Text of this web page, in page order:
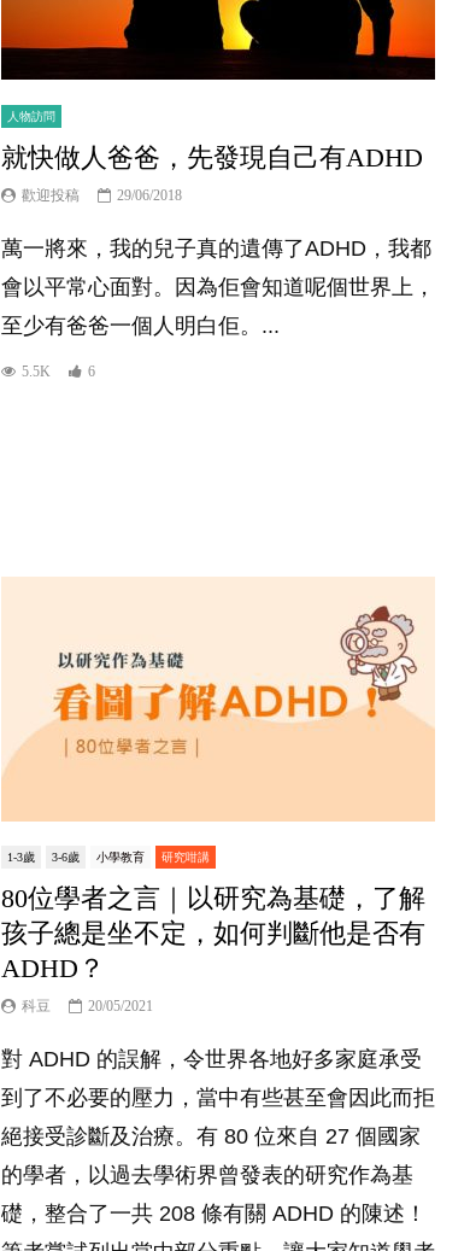
人物訪問
就快做人爸爸，先發現自己有ADHD
歡迎投稿 29/06/2018
萬一將來，我的兒子真的遺傳了ADHD，我都
會以平常心面對。因為佢會知道呢個世界上，
至少有爸爸一個人明白佢。...
5.5K 6
1-3歲 3-6歲 小學教育 研究咁講
80位學者之言｜以研究為基礎，了解
孩子總是坐不定，如何判斷他是否有
ADHD？
科豆 20/05/2021
對 ADHD 的誤解，令世界各地好多家庭承受
到了不必要的壓力，當中有些甚至會因此而拒
絕接受診斷及治療。有 80 位來自 27 個國家
的學者，以過去學術界曾發表的研究作為基
礎，整合了一共 208 條有關 ADHD 的陳述！